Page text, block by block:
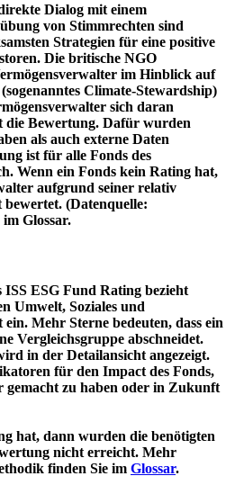
Dialog mit einem
von Stimmrechten sind
Strategien für eine positive
Die britische NGO
im Hinblick auf
Climate-Stewardship)
sich daran
die Bewertung. Dafür wurden
als auch externe Daten
ist für alle Fonds des
Wenn ein Fonds kein Rating hat,
aufgrund seiner relativ
(Datenquelle:
Glossar.
ISS ESG Fund Rating bezieht
Umwelt, Soziales und
Mehr Sterne bedeuten, dass ein
Vergleichsgruppe abschneidet.
in der Detailansicht angezeigt.
für den Impact des Fonds,
gemacht zu haben oder in Zukunft
hat, dann wurden die benötigten
nicht erreicht. Mehr
finden Sie im Glossar.